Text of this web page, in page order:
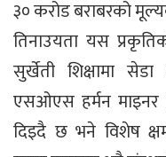
३० करोड बराबरको
तिनाउयता यस
सुर्खेती शिक्षामा
एसओएस हर्मन माइनर
दिइदै छ भने विशेष